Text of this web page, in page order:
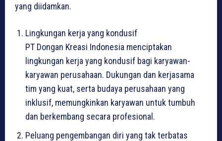
yang diidamkan.
Lingkungan kerja yang kondusif
PT Dongan Kreasi Indonesia menciptakan
lingkungan kerja yang kondusif bagi karyawan-
karyawan perusahaan. Dukungan dan kerjasama
tim yang kuat, serta budaya perusahaan yang
inklusif, memungkinkan karyawan untuk tumbuh
dan berkembang secara profesional.
Peluang pengembangan diri yang tak terbatas